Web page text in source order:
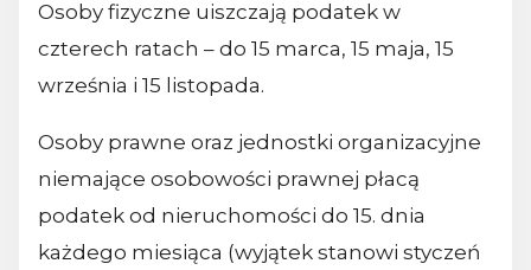
Osoby fizyczne uiszczają podatek w
czterech ratach – do 15 marca, 15 maja, 15
września i 15 listopada.
Osoby prawne oraz jednostki organizacyjne
niemające osobowości prawnej płacą
podatek od nieruchomości do 15. dnia
każdego miesiąca (wyjątek stanowi styczeń